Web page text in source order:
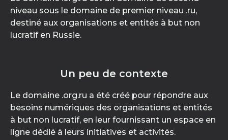
niveau sous le domaine de premier niveau .ru,
destiné aux organisations et entités à but non
lucratif en Russie.
Un peu de contexte
Le domaine .org.ru a été créé pour répondre aux
besoins numériques des organisations et entités
à but non lucratif, en leur fournissant un espace en
ligne dédié à leurs initiatives et activités.